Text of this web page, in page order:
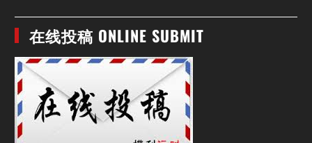
在线投稿 ONLINE SUBMIT